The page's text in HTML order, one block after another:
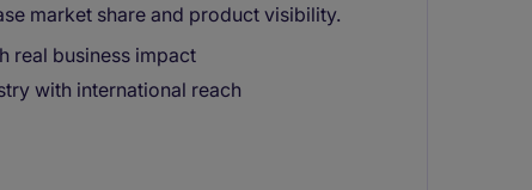
market share and product visibility.
real business impact
with international reach